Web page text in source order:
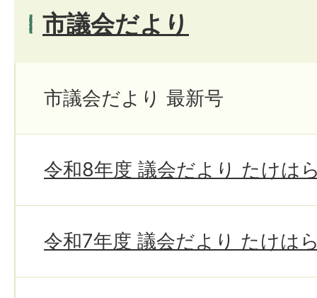
市議会だより
市議会だより 最新号
令和8年度 議会だより たけは
令和7年度 議会だより たけは